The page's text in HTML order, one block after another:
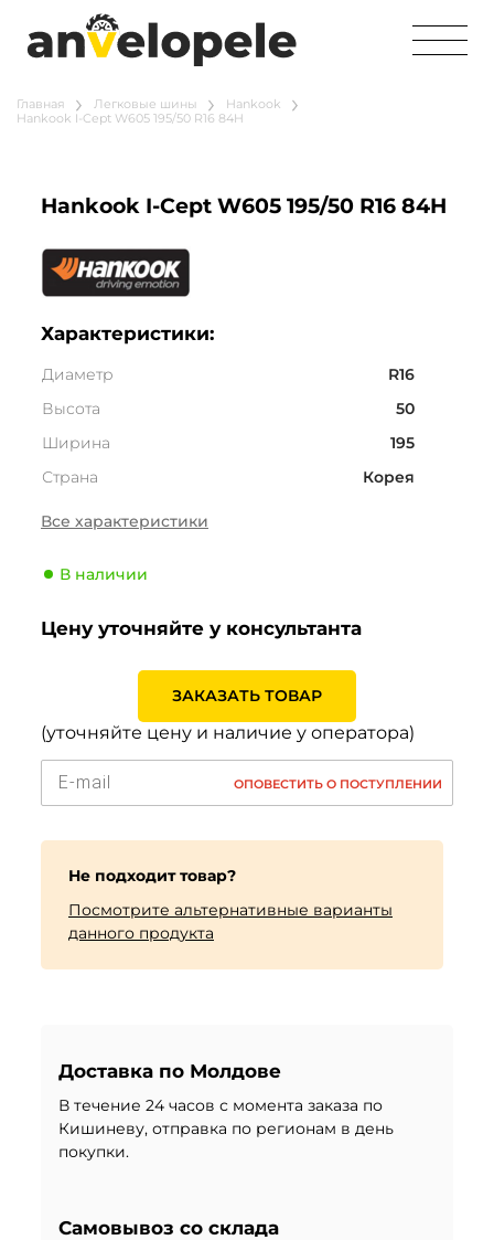
Главная Легковые шины
Hankook
Hankook I-Cept W605 195/50 R16 84H
Hankook I-Cept W605 195/50 R16 84H
Характеристики:
Диаметр
R16
Высота
50
Ширина
195
Страна
Корея
Сезонность
средства
Индекс скорости
H (210 км/ч)
Индекс нагрузки
84 (500кг)
Все характеристики
В наличии
Цену уточняйте у консультанта
ЗАКАЗАТЬ ТОВАР
(уточняйте цену и наличие у оператора)
ОПОВЕСТИТЬ О ПОСТУПЛЕНИИ
Не подходит товар?
Посмотрите альтернативные варианты
данного продукта
Доставка по Молдове
В течение 24 часов с момента заказа по
Кишиневу, отправка по регионам в день
покупки.
Самовывоз со склада